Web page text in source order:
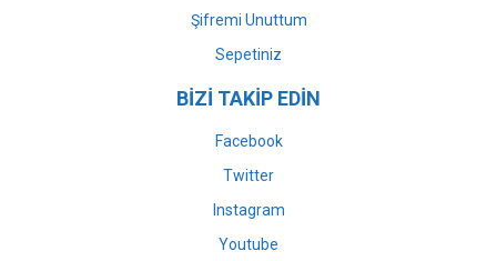
Şifremi Unuttum
Sepetiniz
BİZİ TAKİP EDİN
Facebook
Twitter
Instagram
Youtube